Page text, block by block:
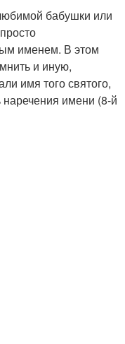
бабушки или
именем. В этом
и иную,
имя того святого,
имени (8-й